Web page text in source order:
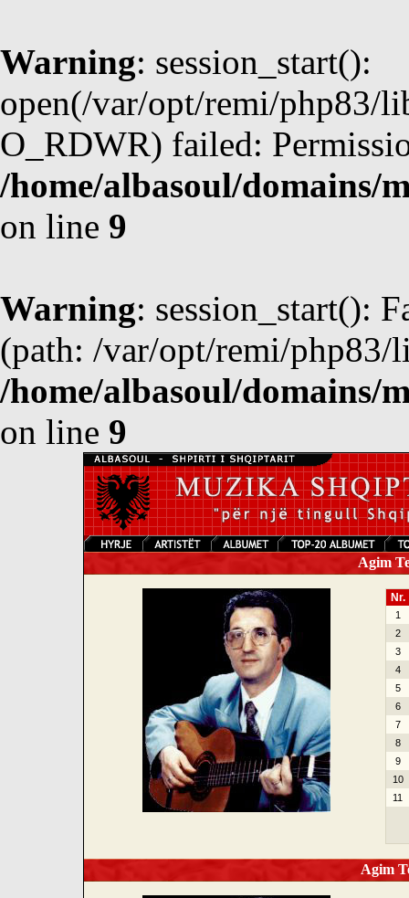
Warning: session_start():
open(/var/opt/remi/php83/
O_RDWR) failed:
/home/albasoul/domains/
on line 9
Warning: session_start():
(path: /var/opt/remi/php83/
/home/albasoul/domains/
on line 9
Agim
Nr.
1
2
3
4
5
6
7
8
9
10
11
Agim